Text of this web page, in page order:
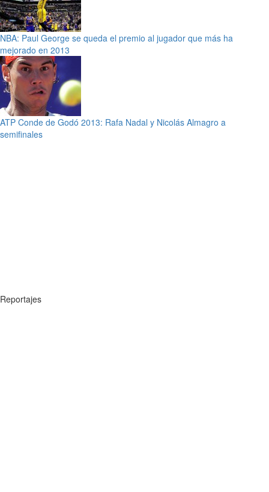
NBA: Paul George se queda el premio al jugador que más ha
mejorado en 2013
ATP Conde de Godó 2013: Rafa Nadal y Nicolás Almagro a
semifinales
Reportajes